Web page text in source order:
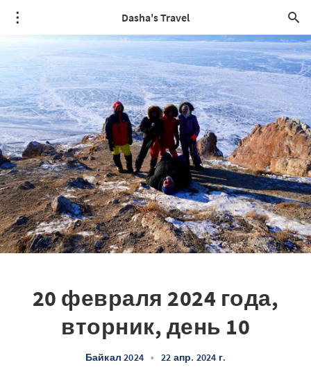
Dasha's Travel
20 февраля 2024 года,
вторник, день 10
Байкал 2024 • 22 апр. 2024 г.